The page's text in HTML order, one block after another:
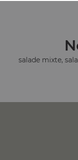
salade mixte,